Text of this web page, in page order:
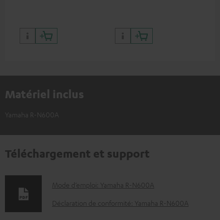
Matériel inclus
Yamaha R-N600A
Téléchargement et support
D
o
Mode d’emploi: Yamaha R-N600A
Déclaration de conformité: Yamaha R-N600A